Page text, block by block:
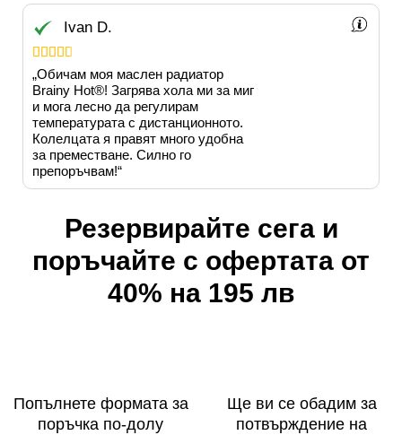
Ivan D.
    
„Обичам моя маслен радиатор
Brainy Hot®️! Загрява хола ми за миг
и мога лесно да регулирам
температурата с дистанционното.
Колелцата я правят много удобна
за преместване. Силно го
препоръчвам!“
Резервирайте сега и
поръчайте с офертата от
40% на 195 лв
Попълнете формата за
поръчка по-долу
Ще ви се обадим за
потвърждение на